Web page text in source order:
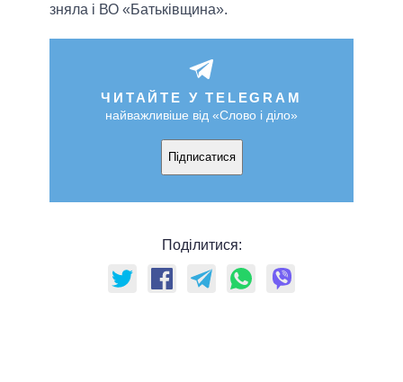
зняла і ВО «Батьківщина».
ЧИТАЙТЕ У TELEGRAM
найважливіше від «Слово і діло»
Підписатися
Поділитися: